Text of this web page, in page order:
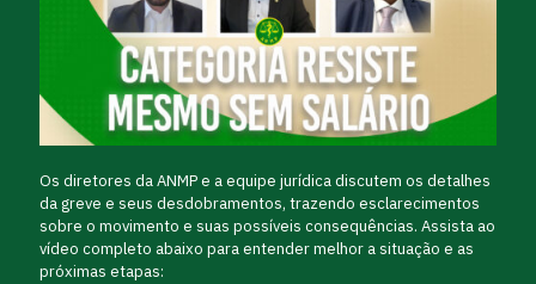
Os diretores da ANMP e a equipe jurídica discutem os detalhes
da greve e seus desdobramentos, trazendo esclarecimentos
sobre o movimento e suas possíveis consequências. Assista ao
vídeo completo abaixo para entender melhor a situação e as
próximas etapas: